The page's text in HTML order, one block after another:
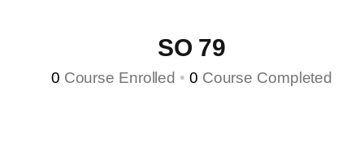
SO 79
0 Course Enrolled • 0 Course Completed